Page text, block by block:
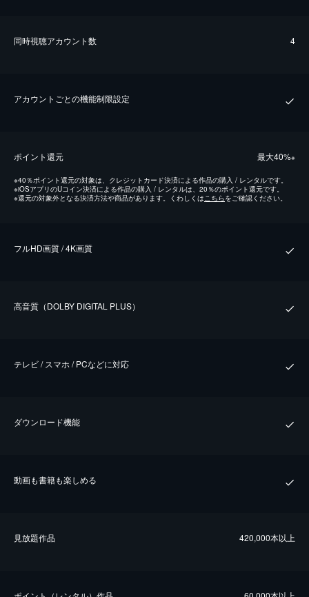
同時視聴アカウント数 4
アカウントごとの機能制限設定
ポイント還元 最⼤40%※
※40％ポイント還元の対象は、クレジットカード決済による作品の購入 / レンタルです。
※iOSアプリのUコイン決済による作品の購入 / レンタルは、20％のポイント還元です。
※還元の対象外となる決済方法や商品があります。くわしくはこちらをご確認ください。
フルHD画質 / 4K画質
⾼⾳質（DOLBY DIGITAL PLUS）
テレビ / スマホ / PCなどに対応
ダウンロード機能
動画も書籍も楽しめる
⾒放題作品 420,000本以上